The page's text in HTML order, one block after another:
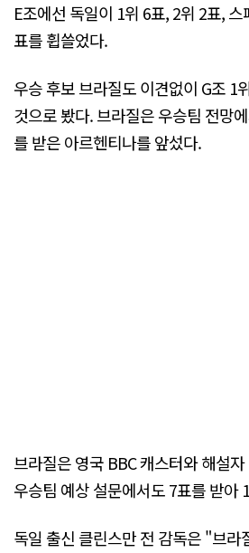
E조에선 독일이 1위 6표, 2위 2표,
표를 휩쓸었다.
우승 후보 브라질도 이견없이 G조 1
것으로 봤다. 브라질은 우승팀 전망
를 받은 아르헨티나를 앞섰다.
브라질은 영국 BBC 캐스터와 해설
우승팀 예상 설문에서도 7표를 받아
독일 출신 클린스만 전 감독은 "브라